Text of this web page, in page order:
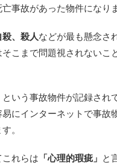
事故があった物件になり
、殺人などが最も懸念さ
そこまで問題視されないこ
いう事故物件が記録され
にインターネットで事故
。
れらは 「心理的瑕疵」 と